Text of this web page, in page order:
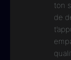
ton
de